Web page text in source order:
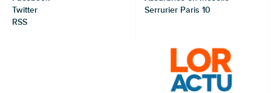
Twitter
RSS
Serrurier Paris 10